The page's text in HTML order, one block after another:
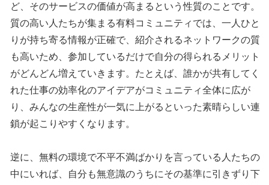
ど、そのサービスの価値が高まるという性質のことです。
質の高い人たちが集まる有料コミュニティでは、一人ひと
りが持ち寄る情報が正確で、紹介されるネットワークの質
も高いため、参加しているだけで自分の得られるメリット
がどんどん増えていきます。たとえば、誰かが共有してく
れた仕事の効率化のアイデアがコミュニティ全体に広が
り、みんなの生産性が一気に上がるといった素晴らしい連
鎖が起こりやすくなります。
逆に、無料の環境で不平不満ばかりを言っている人たちの
中にいれば、自分も無意識のうちにその基準に引きずり下